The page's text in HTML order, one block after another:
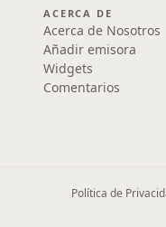
ACERCA DE
Acerca de Nosotros
Añadir emisora
Widgets
Comentarios
Política de